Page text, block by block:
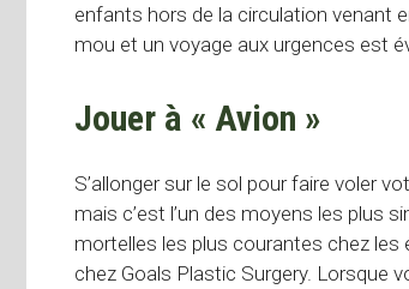
enfants hors de la circulation venant
mou et un voyage aux urgences est
Jouer à « Avion »
S’allonger sur le sol pour faire voler
mais c’est l’un des moyens les plus
mortelles les plus courantes chez les
chez Goals Plastic Surgery. Lorsque